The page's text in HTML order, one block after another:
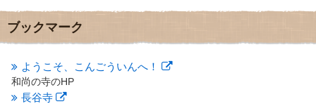
2012年12月(7)
2012年11月(7)
2012年10月
2012年8月
(9)
2012年7月(10)
2012年6月
ブックマーク
ようこそ、こんごういんへ！
和尚の寺のHP
長谷寺